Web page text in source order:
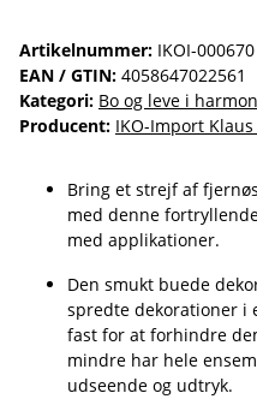
Artikelnummer: IKOI-000670
EAN / GTIN: 4058647022561
Kategori: Bo og leve i
Producent: IKO-Import
Bring et strejf af
med denne
med applikationer.
Den smukt buede
spredte dekorationer i
fast for at forhindre
mindre har hele
udseende og udtryk.